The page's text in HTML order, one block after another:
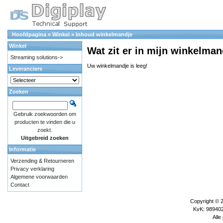
Hoofdpagina » Winkel » Inhoud winkelmandje
Wat zit er in mijn
Uw winkelmandje is leeg!
Winkel
Streaming solutions->
Leveranciers
Zoeken
Gebruik zoekwoorden om
producten te vinden die u
zoekt.
Uitgebreid zoeken
Informatie
Verzending & Retourneren
Privacy verklaring
Algemene voorwaarden
Contact
Copyright ©
KvK:
Alle